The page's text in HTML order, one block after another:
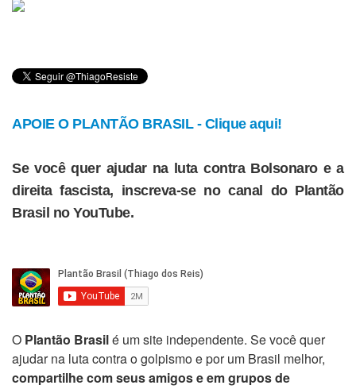
APOIE O PLANTÃO BRASIL - Clique aqui!
Se você quer ajudar na luta contra Bolsonaro e a
direita fascista, inscreva-se no canal do Plantão
Brasil no YouTube.
O Plantão Brasilé um site independente. Se você quer
ajudar na luta contra o golpismo e por um Brasil melhor,
compartilhe com seus amigos e em grupos de